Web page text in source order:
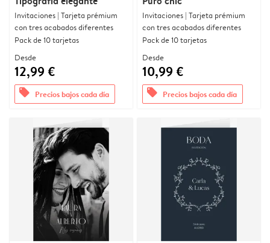
Invitaciones | Tarjeta prémium
con tres acabados diferentes
Pack de 10 tarjetas
Desde
12,99 €
offers Precios bajos cada día
Invitaciones | Tarjeta prémium
con tres acabados diferentes
Pack de 10 tarjetas
Desde
10,99 €
offers Precios bajos cada día